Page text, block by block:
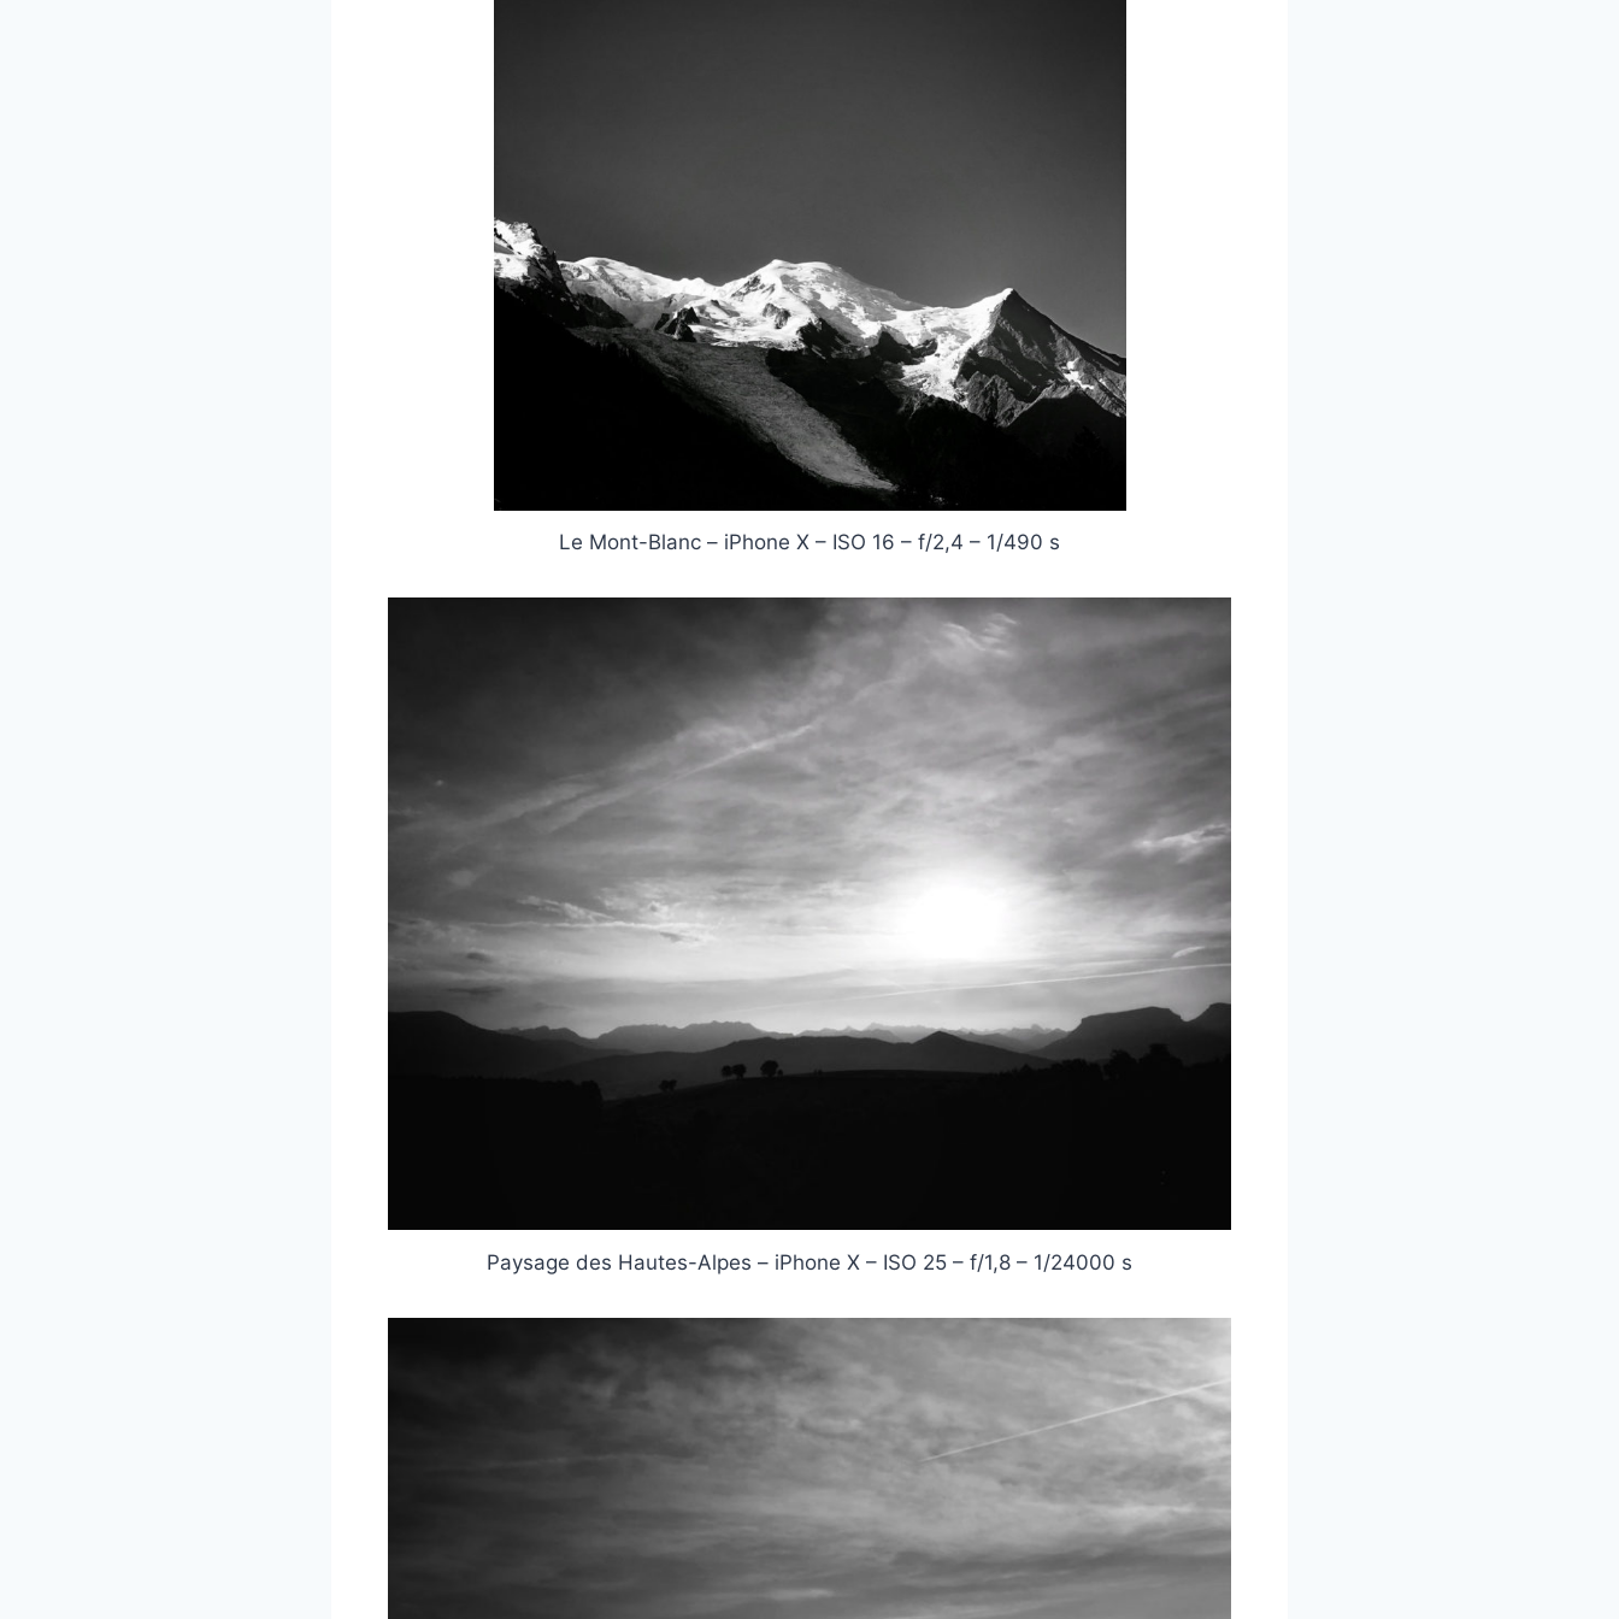
Le Mont-Blanc – iPhone X – ISO 16 – f/2,4 – 1/490 s
Paysage des Hautes-Alpes – iPhone X – ISO 25 – f/1,8 – 1/24000 s